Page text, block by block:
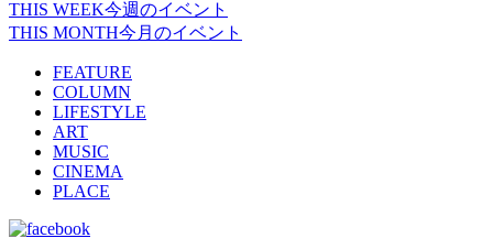
THIS WEEK今週のイベント
THIS MONTH今月のイベント
FEATURE
COLUMN
LIFESTYLE
ART
MUSIC
CINEMA
PLACE